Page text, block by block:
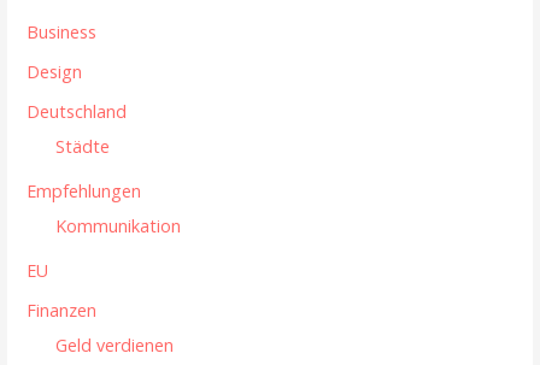
Business
Design
Deutschland
Städte
Empfehlungen
Kommunikation
EU
Finanzen
Geld verdienen